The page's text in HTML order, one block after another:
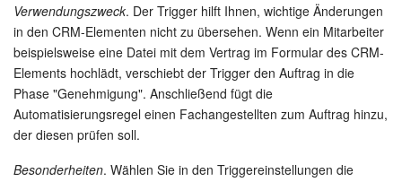
Verwendungszweck. Der Trigger hilft Ihnen, wichtige Änderungen
in den CRM-Elementen nicht zu übersehen. Wenn ein Mitarbeiter
beispielsweise eine Datei mit dem Vertrag im Formular des CRM-
Elements hochlädt, verschiebt der Trigger den Auftrag in die
Phase "Genehmigung". Anschließend fügt die
Automatisierungsregel einen Fachangestellten zum Auftrag hinzu,
der diesen prüfen soll.
Besonderheiten. Wählen Sie in den Triggereinstellungen die